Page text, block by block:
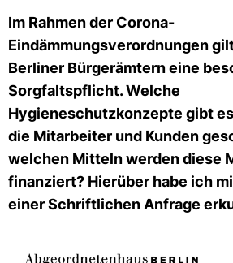
Im Rahmen der Corona-
Eindämmungsverordnungen
Berliner Bürgerämtern eine
Sorgfaltspflicht. Welche
Hygieneschutzkonzepte gibt
die Mitarbeiter und Kunden
welchen Mitteln werden diese
finanziert? Hierüber habe ich
einer Schriftlichen Anfrage